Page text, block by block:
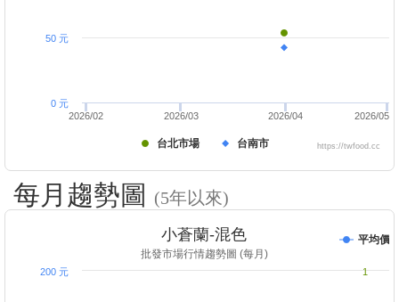
台北市場 台南市
2026/02 2026/03 2026/04 2026/05
0 元
50 元
https://twfood.cc
每月趨勢圖 (5年以來)
小蒼蘭-混色
批發市場行情趨勢圖 (每月)
平均價
200 元 1